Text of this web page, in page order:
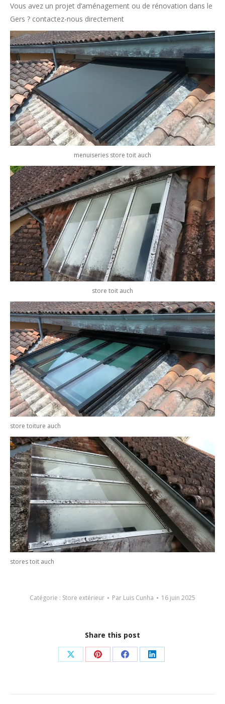
Vous avez un projet d’aménagement ou de rénovation dans le
Gers ? contactez-nous directement
menuiseries store toit auch
store toit auch
store toiture auch
stores toit auch
Catégorie : Store extérieur Par Luis Cunha 16 juin 2025
Share this post
Partager
X
Partager
Pinterest
Partager
Facebook
Partager
LinkedIn